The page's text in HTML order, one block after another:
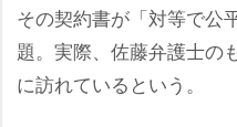
その契約書が「対等で公
題。実際、佐藤弁護士の
に訪れているという。